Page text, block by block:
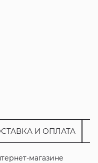
И ОПЛАТА
магазине